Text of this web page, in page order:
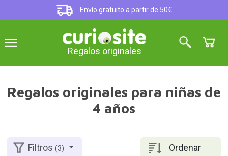
Envío gratuito a partir de 50€
Regalos originales
Regalos originales para niñas de
4 años
Ordenar
Filtros(3)